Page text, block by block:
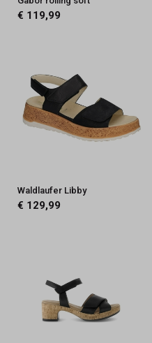
€ 119,99
Waldlaufer Libby
€ 129,99